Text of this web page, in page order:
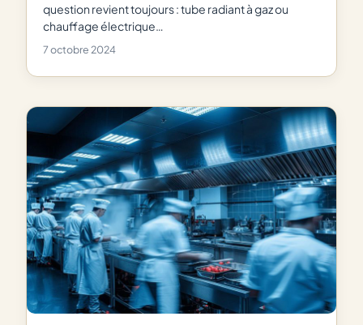
question revient toujours : tube radiant à gaz ou
chauffage électrique…
7 octobre 2024